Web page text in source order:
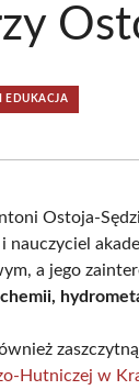
EDUKACJA
Ostoja-
nauczyciel
a jego
Hutniczej w